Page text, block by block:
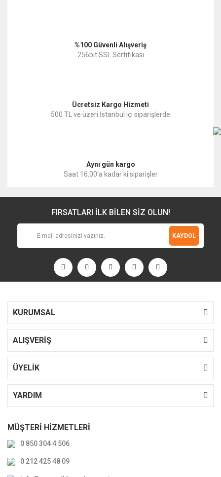
Ürün fiyatı diğer sitelerden daha pahalı.
%100 Güvenli Alışveriş
256bit SSL Sertifikası
Ücretsiz Kargo Hizmeti
500 TL ve üzeri İstanbul içi siparişlerde
Aynı gün kargo
Saat 16:00'a kadar ki siparişler
FIRSATLARI İLK BİLEN SİZ OLUN!
KAYDOL
KURUMSAL
ALIŞVERİŞ
ÜYELİK
YARDIM
MÜŞTERİ HİZMETLERİ
0 850 304 4 506
0 212 425 48 09